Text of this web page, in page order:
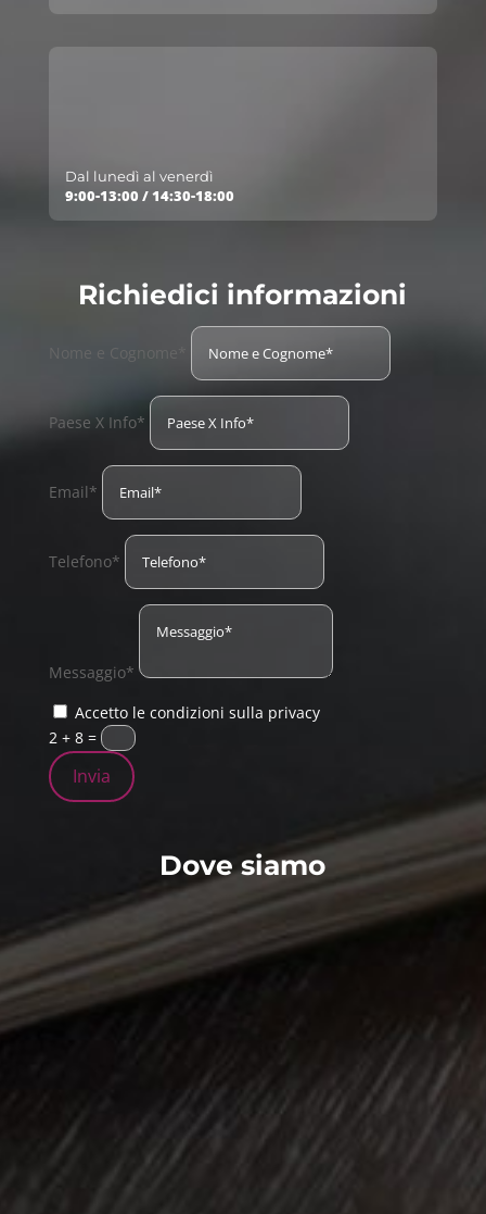
Dal lunedì al venerdì
9:00-13:00 / 14:30-18:00
Richiedici informazioni
Nome e Cognome*
Paese X Info*
Email*
Telefono*
Messaggio*
Accetto le condizioni sulla privacy
2 + 8=
Invia
Dove siamo